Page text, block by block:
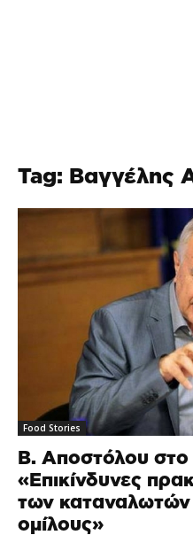
Tag: Βαγγέλης
Food Stories
Β. Αποστόλου
«Επικίνδυνες
των καταναλωτών
ομίλους»